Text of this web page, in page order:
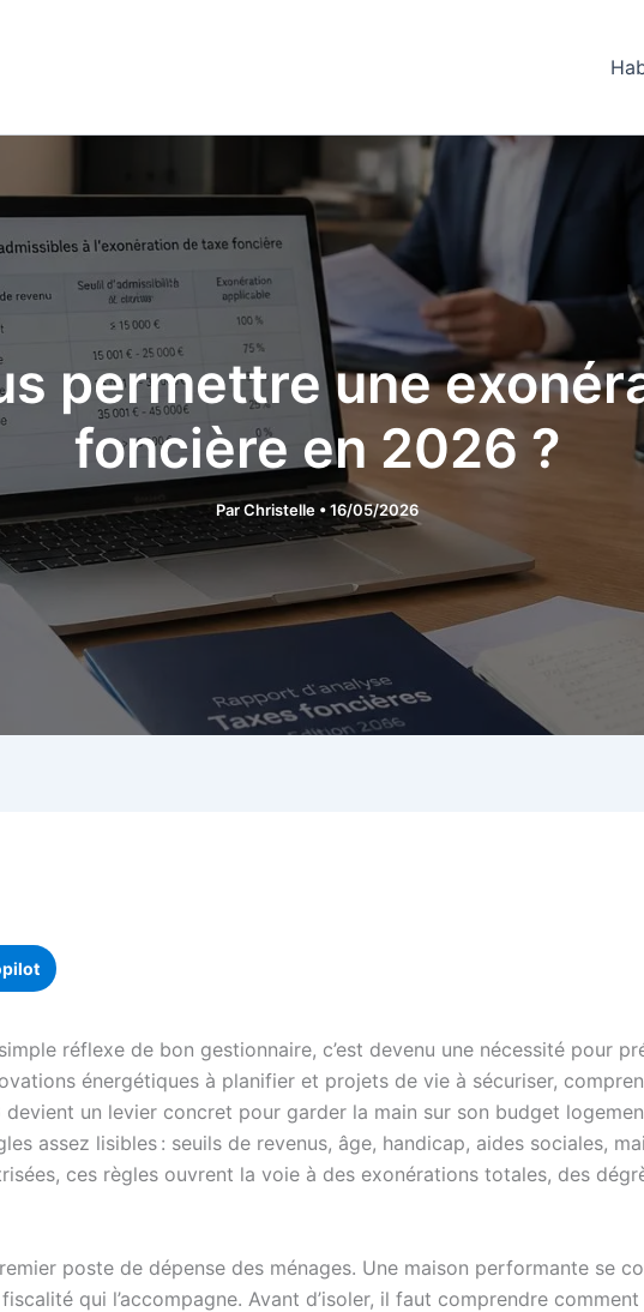
permettre une
foncière en 2026 ?
ParChristelle •16/05/2026
réflexe de bon gestionnaire, c’est devenu une nécessité pour
énergétiques à planifier et projets de vie à sécuriser,
devient un levier concret pour garder la main sur son budget
assez lisibles : seuils de revenus, âge, handicap, aides sociales,
ces règles ouvrent la voie à des exonérations totales, des
poste de dépense des ménages. Une maison performante se
qui l’accompagne. Avant d’isoler, il faut comprendre